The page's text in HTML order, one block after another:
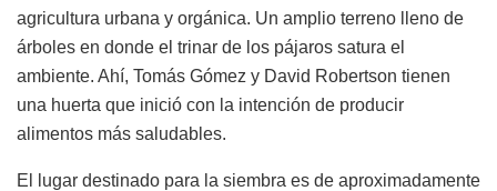
agricultura urbana y orgánica. Un amplio terreno lleno de
árboles en donde el trinar de los pájaros satura el
ambiente. Ahí, Tomás Gómez y David Robertson tienen
una huerta que inició con la intención de producir
alimentos más saludables.
El lugar destinado para la siembra es de aproximadamente